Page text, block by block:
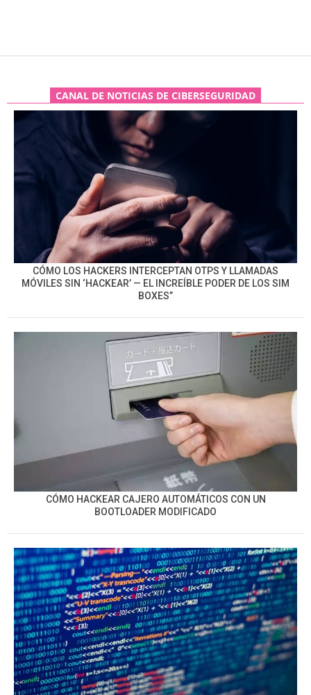
CANAL DE NOTICIAS DE CIBERSEGURIDAD
CÓMO LOS HACKERS INTERCEPTAN OTPS Y LLAMADAS
MÓVILES SIN ‘HACKEAR’ — EL INCREÍBLE PODER DE LOS SIM
BOXES”
CÓMO HACKEAR CAJERO AUTOMÁTICOS CON UN
BOOTLOADER MODIFICADO